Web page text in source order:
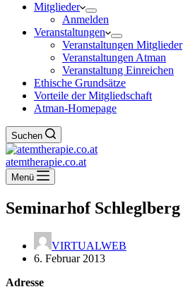
Mitglieder
Anmelden
Veranstaltungen
Veranstaltungen Mitglieder
Veranstaltungen Atman
Veranstaltung Einreichen
Ethische Grundsätze
Vorteile der Mitgliedschaft
Atman-Homepage
Suchen
atemtherapie.co.at
Menü
Seminarhof Schleglberg
VIRTUALWEB
6. Februar 2013
Adresse